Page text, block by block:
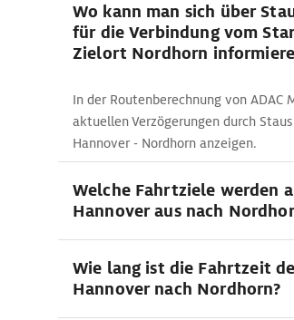
Wo kann man sich über
für die Verbindung vom
Zielort Nordhorn
In der Routenberechnung von
aktuellen Verzögerungen durch
Hannover - Nordhorn anzeigen.
Welche Fahrtziele werden
Hannover aus nach
Wie lang ist die Fahrtzeit
Hannover nach Nordhorn?